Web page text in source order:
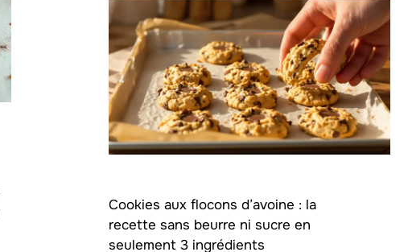
Cookies aux flocons d’avoine : la
recette sans beurre ni sucre en
seulement 3 ingrédients